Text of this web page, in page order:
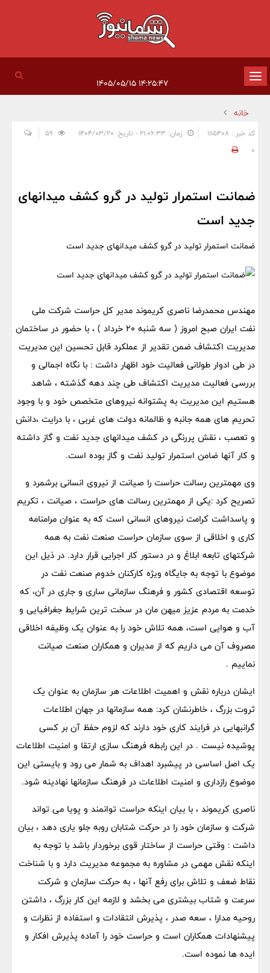
تغییر
وضعیت
ناوبری
خانه
کد خبر : 1115408 زمان: ۲۱:۰۶:۳۳ - تاریخ: ۱۴۰۴/۰۳/۲۰
0
ضمانت استمرار تولید در گرو کشف میدانهای
جدید است
ضمانت استمرار تولید در گرو کشف میدانهای جدید است
مهندس محمدرضا ناصری کریموند مدیر کل حراست شرکت ملی
نفت ایران صبح امروز ( سه شنبه ۲۰ خرداد ) ، با حضور در ساختمان
مدیریت اکتشاف ضمن تقدیر از عملکرد قابل تحسین این مدیریت
در طی ادوار طولانی فعالیت خود اظهار داشت : با نگاه اجمالی و
بررسی فعالیت مدیریت اکتشاف طی چند دهه گذشته ، شاهد
هستیم این مدیریت به پشتوانه نیروهای متخصص خود و با وجود
تحریم های همه جانبه و ظالمانه دولت های غربی ، با درایت ،دانش
و تعصب ، نقش پررنگی در کشف میدانهای جدید نفت و گاز داشته
و کار آنها ضامن استمرار تولید نفت و گاز بوده است.
وی مهمترین رسالت حراست را صیانت از نیروی انسانی برشمرد و
تصریح کرد :یکی از مهمترین رسالت های حراست ، صیانت ، تکریم
و پاسداشت کرامت نیروهای انسانی است که به عنوان مرامنامه
کاری و اخلاقی از سوی سازمان حراست صنعت نفت به همه
شرکتهای تابعه ابلاغ و در دستور کار اجرایی قرار دارد. در ذیل این
موضوع با توجه به جایگاه ویژه کارکنان خدوم صنعت نفت در
توسعه اقتصادی کشور و فرهنگ سازمانی ساری و جاری در آن، که
خدمت به مردم عزیز میهن مان در سخت ترین شرایط جغرافیایی و
آب و هوایی است، همه تلاش خود را به عنوان یک وظیفه اخلاقی
مصروف آن می داریم که از مدیران و همکاران صنعت صیانت
نماییم .
ایشان درباره نقش و اهمیت اطلاعات هر سازمان به عنوان یک
ثروت بزرگ ، خاطرنشان کرد: همه سازمانها در جهان اطلاعات
گرانبهایی در فرایند کاری خود دارند که لزوم حفظ آن بر کسی
پوشیده نیست . در این رابطه فرهنگ سازی ارتقا و امنیت اطلاعات
یک اصل اساسی در پیشبرد اهداف به شمار می رود و بایستی این
موضوع رازداری و امنیت اطلاعات در فرهنگ سازمانها نهادینه شود.
ناصری کریموند ، با بیان اینکه حراست توانمند و پویا می تواند
شرکت و سازمان خود را در حرکت شتابان روبه جلو یاری دهد ، بیان
داشت : وقتی حراست از ساختار قوی برخوردار باشد با توجه به
اینکه نقش مهمی در مشاوره به مجموعه مدیریت دارد و با شناخت
نقاط ضعف و تلاش برای رفع آنها ، به حرکت سازمان و شرکت
سرعت و شتاب بیشتری می بخشد و لازمه این کار بزرگ ، داشتن
روحیه مدارا ، سعه صدر ، پذیرش انتقادات و استفاده از نظرات و
پیشنهادات همکاران است و حراست خود را آماده پذیرش افکار و
ایده ها نموده است.